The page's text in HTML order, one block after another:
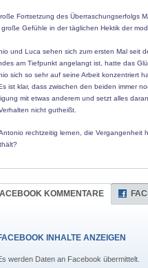
Fortsetzung des Überraschungserfolgs
große Gefühle in der täglichen Hektik der
und Luca sehen sich zum ersten Mal seit
am Tiefpunkt angelangt ist, hatte das
sich so sehr auf seine Arbeit konzentriert
ist klar, dass zwischen den beiden immer
mit etwas anderem und setzt alles
nicht gutheißt.
rechtzeitig lernen, die Vergangenheit
KOMMENTARE
INHALTE ANZEIGEN
werden Daten an Facebook übermittelt.